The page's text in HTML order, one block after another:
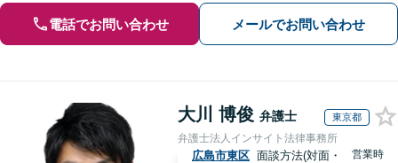
電話でお問い合わせ メールでお問い合わせ
大川 博俊 弁護士 東京都
弁護士法人インサイト法律事務所
広島市東区 面談方法(対面・
営業時